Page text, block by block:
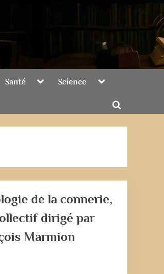
Santé ToggleScience Toggle
Toggle
search
de la connerie,
dirigé par
Marmion